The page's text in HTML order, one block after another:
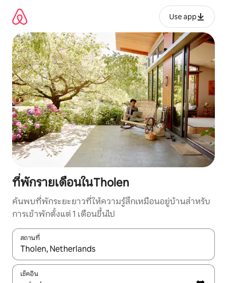
เนื้อหา
Use app
ที่พักรายเดือนในTholen
ค้นพบที่พักระยะยาวที่ให้ความรู้สึกเหมือนอยู่บ้านสำหรับ
การเข้าพักตั้งแต่ 1 เดือนขึ้นไป
สถานที่
ใช้ลูกศรขึ้นลง หรือใช้การสัมผัสหรือปัด เพื่อสำรวจผลการค้นหา
เช็คอิน